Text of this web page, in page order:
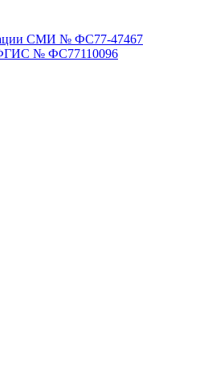
СМИ № ФС77-47467
№ ФС77110096